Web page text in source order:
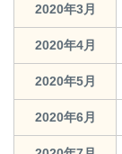
2020年3月
2020年4月
2020年5月
2020年6月